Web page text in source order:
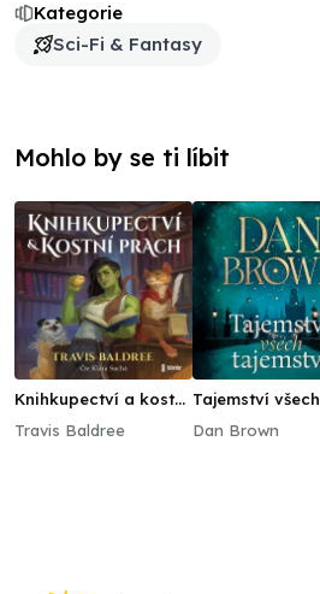
Kategorie
Sci-Fi & Fantasy
Mohlo by se ti líbit
Knihkupectví a kostní
Travis Baldree
Tajemství všech
Dan Brown